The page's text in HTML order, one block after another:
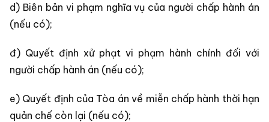
d) Biên bản vi phạm nghĩa vụ của người chấp hành án
(nếu có);
đ) Quyết định xử phạt vi phạm hành chính đối với
người chấp hành án (nếu có);
e) Quyết định của Tòa án về miễn chấp hành thời hạn
quản chế còn lại (nếu có);